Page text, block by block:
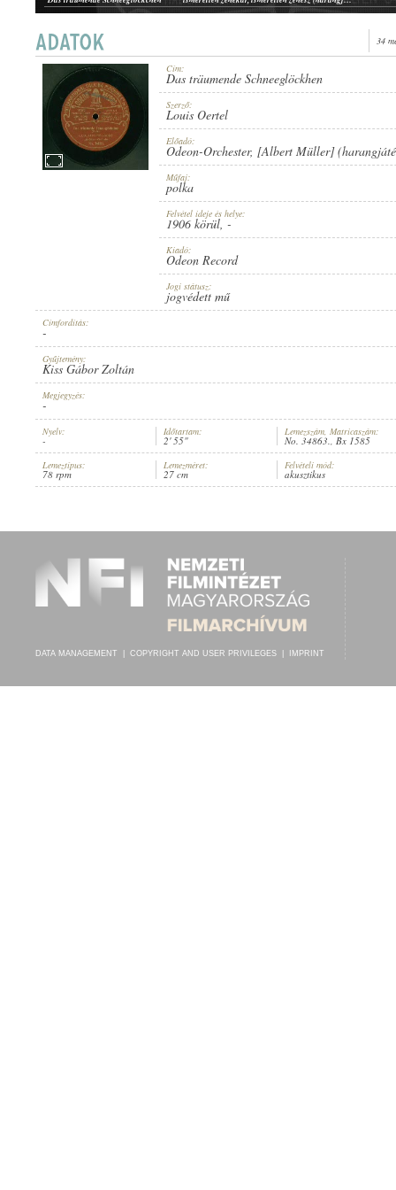
ARTIST: ODEON-ORCHESTER,[ALBERT MÜLLER] (HARANGJÁTÉK)
PUBLICATION: 1906 KÖRÜL
RECORD NUMBER:
34
Cím:
Das träumende Schneeglöckhen
Szerző:
Louis Oertel
Előadó:
Odeon-Orchester, [Albert Müller]
Műfaj:
polka
Felvétel ideje és helye:
1906 körül, -
Kiadó:
Odeon Record
Jogi státusz:
jogvédett mű
Címfordítás:
-
Gyűjtemény:
Kiss Gábor Zoltán
Megjegyzés:
-
Nyelv:
-
Időtartam:
2' 55"
Lemezszám, Matricaszám:
No. 34863., Bx 1585
Lemeztípus:
78 rpm
Lemezméret:
27 cm
Felvételi mód:
akusztikus
DATA MANAGEMENT COPYRIGHT AND USER PRIVILEGES IMPRINT